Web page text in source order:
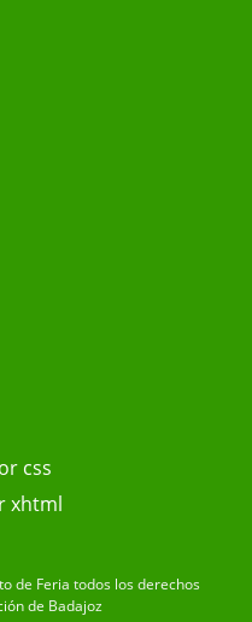
de Feria todos los derechos
de Badajoz